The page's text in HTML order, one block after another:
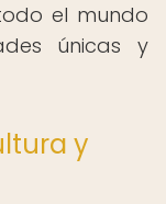
el mundo
únicas y
y